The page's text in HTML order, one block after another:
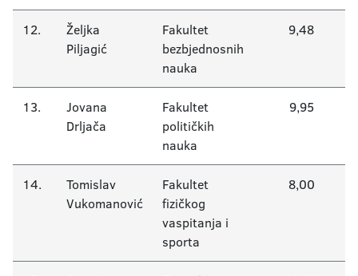
12.
Željka
Piljagić
Fakultet
bezbjednosnih
nauka
9,48
13.
Jovana
Drljača
Fakultet
političkih
nauka
9,95
14.
Tomislav
Vukomanović
Fakultet
fizičkog
vaspitanja i
sporta
8,00